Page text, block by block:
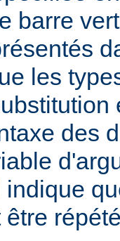
barre
les
des
indique